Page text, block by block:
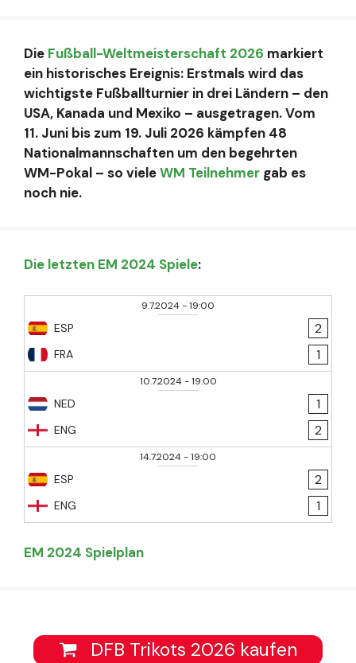
Die Fußball-Weltmeisterschaft 2026 markiert
ein historisches Ereignis: Erstmals wird das
wichtigste Fußballturnier in drei Ländern – den
USA, Kanada und Mexiko – ausgetragen. Vom
11. Juni bis zum 19. Juli 2026 kämpfen 48
Nationalmannschaften um den begehrten
WM-Pokal – so vieleWM Teilnehmer gab es
noch nie.
Die letzten EM 2024 Spiele:
9.7.2024-19:00
ESP
FRA
2
1
10.7.2024-19:00
NED
ENG
1
2
14.7.2024-19:00
ESP
ENG
2
1
EM 2024 Spielplan
DFB Trikots 2026 kaufen